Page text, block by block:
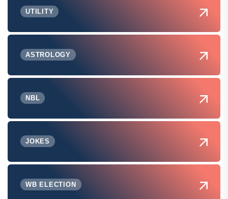
UTILITY
ASTROLOGY
NBL
JOKES
WB ELECTION